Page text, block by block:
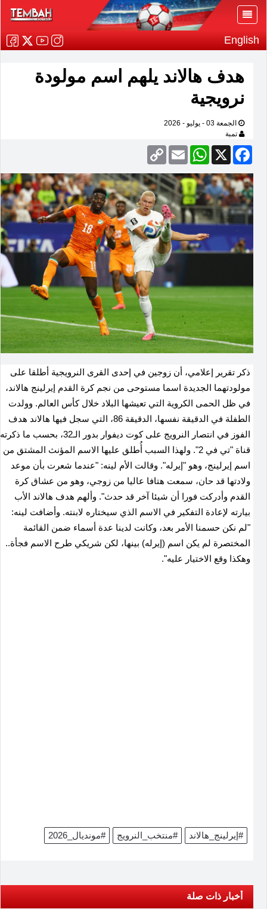
English
هدف هالاند يلهم اسم مولودة
نرويجية
الجمعة 03 - يوليو - 2026
تمبة
Facebook
X
WhatsApp
Email
Copy
Link
ذكر تقرير إعلامي، أن زوجين في إحدى القرى النرويجية أطلقا على
مولودتهما الجديدة اسما مستوحى من نجم كرة القدم إيرلينج هالاند،
في ظل الحمى الكروية التي تعيشها البلاد خلال كأس العالم. وولدت
الطفلة في الدقيقة نفسها، الدقيقة 86، التي سجل فيها هالاند هدف
الفوز في انتصار النرويج على كوت ديفوار بدور الـ32، بحسب ما ذكرته
قناة "تي في 2". ولهذا السبب أُطلق عليها الاسم المؤنث المشتق من
اسم إيرلينج، وهو "إيرله". وقالت الأم لينه: "عندما شعرت بأن موعد
ولادتها قد حان، سمعت هتافا عاليا من زوجي، وهو من عشاق كرة
القدم وأدركت فورا أن شيئا آخر قد حدث". وألهم هدف هالاند الأب
بيارته لإعادة التفكير في الاسم الذي سيختاره لابنته. وأضافت لينه:
"لم نكن حسمنا الأمر بعد، وكانت لدينا عدة أسماء ضمن القائمة
المختصرة لم يكن اسم (إيرله) بينها، لكن شريكي طرح الاسم فجأة..
وهكذا وقع الاختيار عليه".
#مونديال_2026 #منتخب_النرويج #إيرلينج_هالاند
أخبار ذات صلة